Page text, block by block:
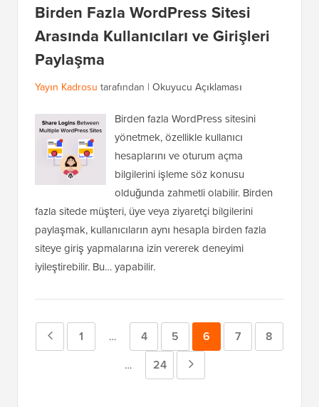
Birden Fazla WordPress Sitesi
Arasında Kullanıcıları ve Girişleri
Paylaşma
Yayın Kadrosu tarafından | Okuyucu Açıklaması
Birden fazla WordPress sitesini
yönetmek, özellikle kullanıcı
hesaplarını ve oturum açma
bilgilerini işleme söz konusu
olduğunda zahmetli olabilir. Birden
fazla sitede müşteri, üye veya ziyaretçi bilgilerini
paylaşmak, kullanıcıların aynı hesapla birden fazla
siteye giriş yapmalarına izin vererek deneyimi
iyileştirebilir. Bu… yapabilir.
ÖncekiSayfa
1
Geçici
sayfalar
atlandı
… Sayfa
4 Sayfa
5 Sayfa
6 Sayfa
7 Sayfa
8
Geçici
sayfalar
… Sayfa
24